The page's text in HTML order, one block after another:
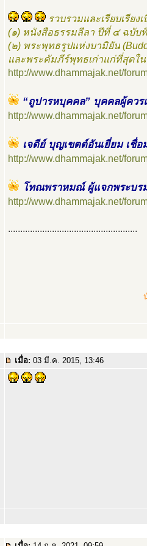
รวบรวมและเรียบเรียง
(๑) หนังสือธรรมลีลา ปีที่ ๔ ฉบับ
(๒) พระพุทธรูปแห่งบามิยัน
และพระคัมภีร์พุทธเก่าแก่ที่สุดใ
http://www.dhammajak.net/
“ถูปารหบุคคล” บุคคลผู้ควร
http://www.dhammajak.net/
เจดีย์ บุญเขตต์อันเยี่ยม เชื่อ
http://www.dhammajak.net/
โทณพราหมณ์ ผู้แจกพระบร
http://www.dhammajak.net/
.....................................................
เมื่อ: 03 มี.ค. 2015, 13:46